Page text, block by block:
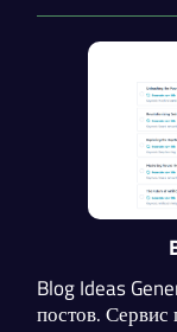
креатива:
озвучивания
рекламный
объединяет
озвучивание,
рекламных
Blog Ideas
постов.